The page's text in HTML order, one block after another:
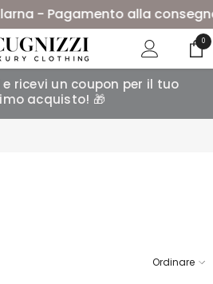
- Pagamento alla
00
ricevi un coupon per il tuo
acquisto! 🎁
Ordinare